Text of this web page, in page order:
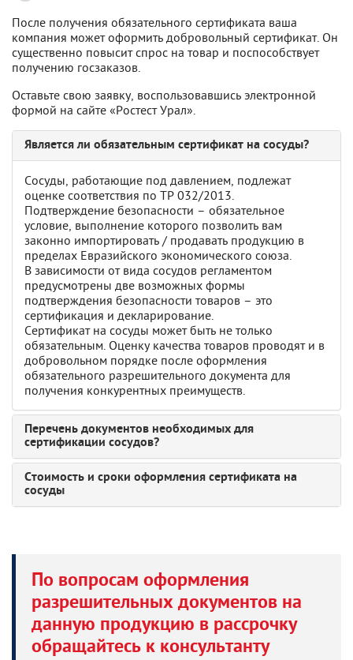
После получения обязательного сертификата ваша
компания может оформить добровольный сертификат. Он
существенно повысит спрос на товар и поспособствует
получению госзаказов.
Оставьте свою заявку, воспользовавшись электронной
формой на сайте «Ростест Урал».
Является ли обязательным сертификат на сосуды?
Сосуды, работающие под давлением, подлежат
оценке соответствия по ТР 032/2013.
Подтверждение безопасности – обязательное
условие, выполнение которого позволить вам
законно импортировать / продавать продукцию в
пределах Евразийского экономического союза.
В зависимости от вида сосудов регламентом
предусмотрены две возможных формы
подтверждения безопасности товаров – это
сертификация и декларирование.
Сертификат на сосуды может быть не только
обязательным. Оценку качества товаров проводят и в
добровольном порядке после оформления
обязательного разрешительного документа для
получения конкурентных преимуществ.
Перечень документов необходимых для
сертификации сосудов?
Стоимость и сроки оформления сертификата на
сосуды
По вопросам оформления
разрешительных документов на
данную продукцию в рассрочку
обращайтесь к консультанту